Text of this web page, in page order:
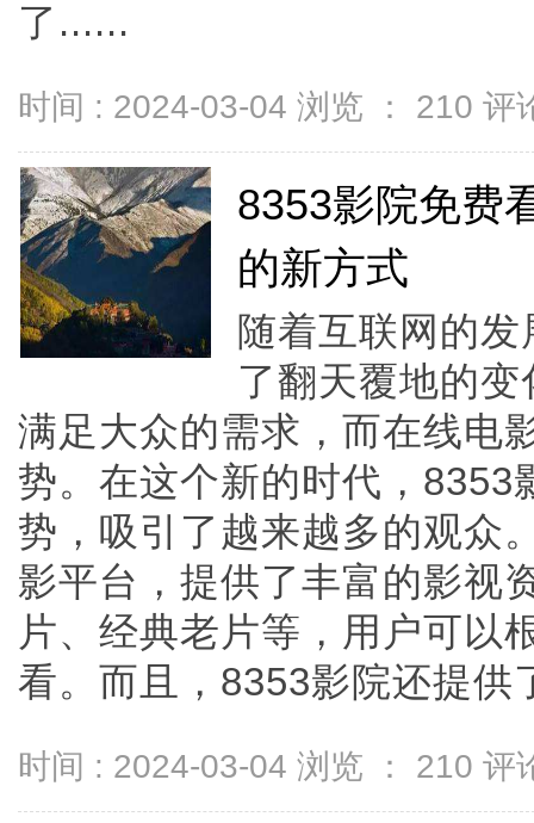
了......
时间 : 2024-03-04 浏览 ： 210 评
8353影院免费
的新方式
随着互联网的
了翻天覆地的
满足大众的需求，而在线电
势。在这个新的时代，8353
势，吸引了越来越多的观众
影平台，提供了丰富的影视
片、经典老片等，用户可以
看。而且，8353影院还提供
时间 : 2024-03-04 浏览 ： 210 评